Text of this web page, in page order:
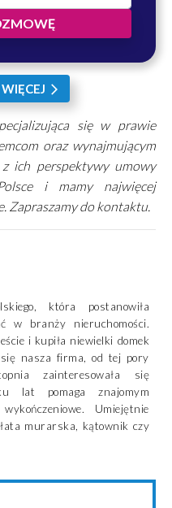
arrow_forward_ios
się w prawie
oraz wynajmującym
ich perspektywy umowy
i mamy najwięcej
Zapraszamy do kontaktu.
która postanowiła
w branży nieruchomości.
i kupiła niewielki domek
nasza firma, od tej pory
zainteresowała się
lat pomaga znajomym
Umiejętnie
murarska, kątownik czy